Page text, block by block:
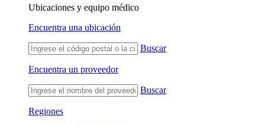
Ubicaciones y equipo médico
Encuentra una ubicación
Buscar
Encuentra un proveedor
Buscar
Regiones